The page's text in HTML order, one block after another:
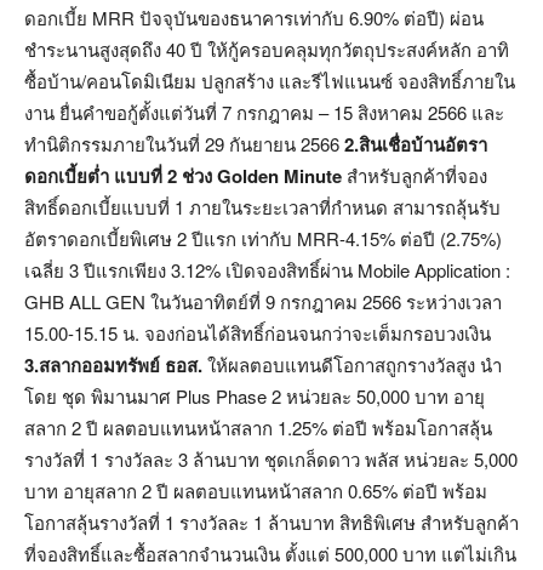
ดอกเบี้ย MRR ปัจจุบันของธนาคารเท่ากับ 6.90% ต่อปี) ผ่อน
ชำระนานสูงสุดถึง 40 ปี ให้กู้ครอบคลุมทุกวัตถุประสงค์หลัก อาทิ
ซื้อบ้าน/คอนโดมิเนียม ปลูกสร้าง และรีไฟแนนซ์ จองสิทธิ์ภายใน
งาน ยื่นคำขอกู้ตั้งแต่วันที่ 7 กรกฎาคม – 15 สิงหาคม 2566 และ
ทำนิติกรรมภายในวันที่ 29 กันยายน 25662.สินเชื่อบ้านอัตรา
ดอกเบี้ยต่ำ แบบที่ 2 ช่วง Golden Minute สำหรับลูกค้าที่จอง
สิทธิ์ดอกเบี้ยแบบที่ 1 ภายในระยะเวลาที่กำหนด สามารถลุ้นรับ
อัตราดอกเบี้ยพิเศษ 2 ปีแรก เท่ากับ MRR-4.15% ต่อปี (2.75%)
เฉลี่ย 3 ปีแรกเพียง 3.12% เปิดจองสิทธิ์ผ่าน Mobile Application :
GHB ALL GEN ในวันอาทิตย์ที่ 9 กรกฎาคม 2566 ระหว่างเวลา
15.00-15.15 น. จองก่อนได้สิทธิ์ก่อนจนกว่าจะเต็มกรอบวงเงิน
3.สลากออมทรัพย์ ธอส.ให้ผลตอบแทนดีโอกาสถูกรางวัลสูง นำ
โดย ชุด พิมานมาศ Plus Phase 2 หน่วยละ 50,000 บาท อายุ
สลาก 2 ปี ผลตอบแทนหน้าสลาก 1.25% ต่อปี พร้อมโอกาสลุ้น
รางวัลที่ 1 รางวัลละ 3 ล้านบาท ชุดเกล็ดดาว พลัส หน่วยละ 5,000
บาท อายุสลาก 2 ปี ผลตอบแทนหน้าสลาก 0.65% ต่อปี พร้อม
โอกาสลุ้นรางวัลที่ 1 รางวัลละ 1 ล้านบาท สิทธิพิเศษ สำหรับลูกค้า
ที่จองสิทธิ์และซื้อสลากจำนวนเงิน ตั้งแต่ 500,000 บาท แต่ไม่เกิน